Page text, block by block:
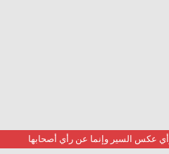
رأي عكس السير وإنما عن رأي أصحابها